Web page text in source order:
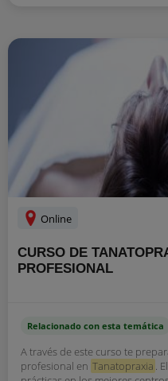
Online
CURSO DE
PROFESIONAL
Relacionado con esta temática
A través de este curso te
profesional en Tanatopraxia .